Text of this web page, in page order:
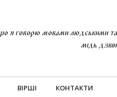
я говорю мовами людськими та
мідь
ВІРШІ КОНТАКТИ